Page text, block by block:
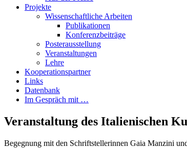
Projekte
Wissenschaftliche Arbeiten
Publikationen
Konferenzbeiträge
Posterausstellung
Veranstaltungen
Lehre
Kooperationspartner
Links
Datenbank
Im Gespräch mit …
Veranstaltung des Italienischen
Begegnung mit den Schriftstellerinnen Gaia Manzini